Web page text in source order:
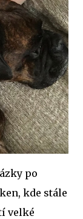
po
kde stále
velké